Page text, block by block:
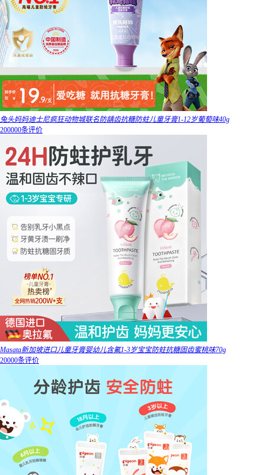
兔头妈妈迪士尼疯狂动物城联名防龋齿抗糖防蛀儿童牙膏1-12岁葡萄味40g
200000条评价
Masata新加坡进口儿童牙膏婴幼儿含氟1-3岁宝宝防蛀抗糖固齿蜜桃味70g
20000条评价